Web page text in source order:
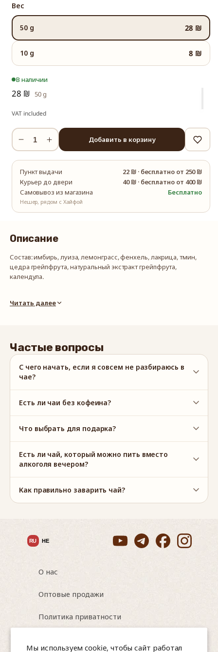
Мы используем cookie, чтобы сайт работал
Вес
50 g 28 ₪
10 g 8 ₪
В наличии
28 ₪ 50 g
VAT included
Уменьшить
количество
&amp;
Имбирь
&amp;
Грейпфрут
Увеличить
количество
&amp;
Имбирь
&amp;
Грейпфрут
Добавить в корзину
Пункт выдачи 22 ₪ · бесплатно от 250 ₪
Курьер до двери
40 ₪ · бесплатно от 400 ₪
Самовывоз из магазина
Нешер, рядом с Хайфой
Бесплатно
Описание
Состав: имбирь, луиза, лемонграсс, фенхель, лакрица, тмин,
цедра грейпфрута, натуральный экстракт грейпфрута,
календула.
настаивать 1-2 минуты. Мы советуем заваривать чай несколько
Читать далее
Частые вопросы
С чего начать, если я совсем не разбираюсь в
чае?
Есть ли чаи без кофеина?
Что выбрать для подарка?
Есть ли чай, который можно пить вместо
алкоголя вечером?
Как правильно заварить чай?
О нас
Оптовые продажи
Политика приватности
RU HE